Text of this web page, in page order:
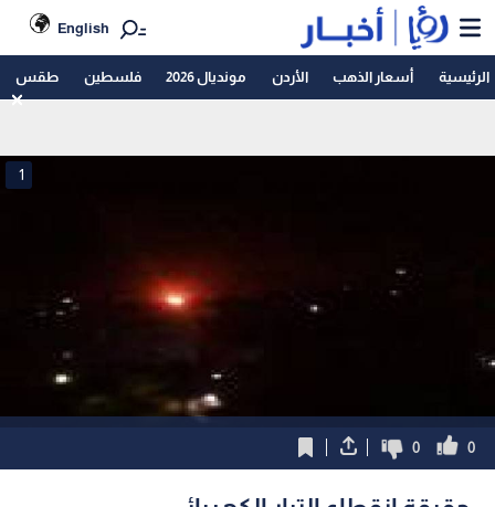
English
الرئيسية أسعار الذهب الأردن مونديال 2026 فلسطين طقس
1
0
0